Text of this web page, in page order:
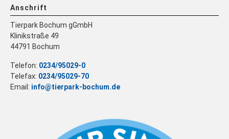
Anschrift
Tierpark Bochum gGmbH
Klinikstraße 49
44791 Bochum
Telefon: 0234/95029-0
Telefax: 0234/95029-70
Email: info@tierpark-bochum.de